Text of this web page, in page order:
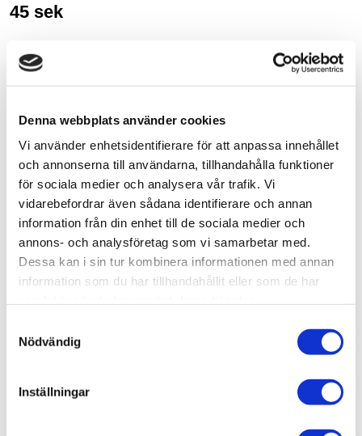
Denna webbplats använder cookies
Vi använder enhetsidentifierare för att anpassa innehållet
och annonserna till användarna, tillhandahålla funktioner
för sociala medier och analysera vår trafik. Vi
vidarebefordrar även sådana identifierare och annan
information från din enhet till de sociala medier och
annons- och analysföretag som vi samarbetar med.
Dessa kan i sin tur kombinera informationen med annan
information som du har tillhandahållit eller som de har
Nödvändig
Inställningar
45 sek
-
Lagerstatus
2 st i lager
Artikelnr
AMIG1618
Leveranstid
skickas från oss inom 0-1 vardagar
Allmänt